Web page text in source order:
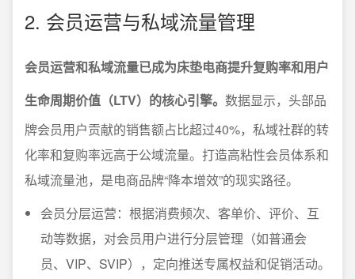
2. 会员运营与私域流量管理
会员运营和私域流量已成为床垫电商提升复购率和用户
生命周期价值（LTV）的核心引擎。 数据显示，头部品
牌会员用户贡献的销售额占比超过40%，私域社群的转
化率和复购率远高于公域流量。打造高粘性会员体系和
私域流量池，是电商品牌“降本增效”的现实路径。
会员分层运营：根据消费频次、客单价、评价、互
动等数据，对会员用户进行分层管理（如普通会
员、VIP、SVIP），定向推送专属权益和促销活动。